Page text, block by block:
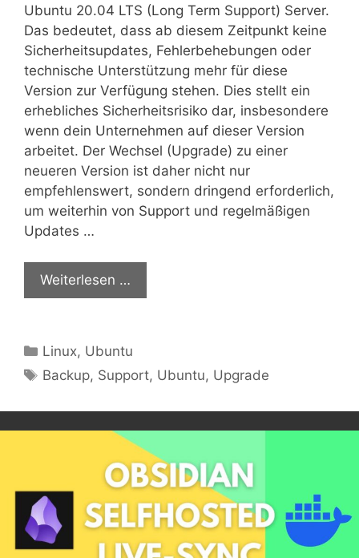
Ubuntu 20.04 LTS (Long Term Support) Server.
Das bedeutet, dass ab diesem Zeitpunkt keine
Sicherheitsupdates, Fehlerbehebungen oder
technische Unterstützung mehr für diese
Version zur Verfügung stehen. Dies stellt ein
erhebliches Sicherheitsrisiko dar, insbesondere
wenn dein Unternehmen auf dieser Version
arbeitet. Der Wechsel (Upgrade) zu einer
neueren Version ist daher nicht nur
empfehlenswert, sondern dringend erforderlich,
um weiterhin von Support und regelmäßigen
Updates …
Weiterlesen …
Kategorien
Linux, Ubuntu
Schlagwörter
Backup, Support, Ubuntu, Upgrade